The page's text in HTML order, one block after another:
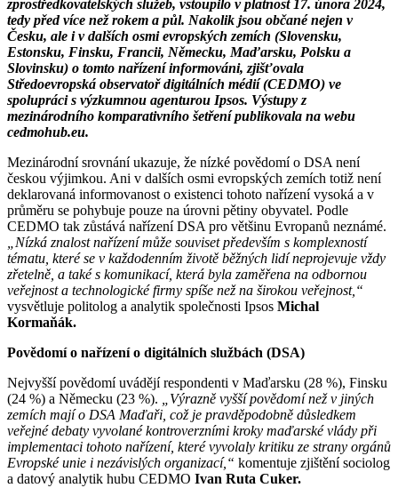
zprostředkovatelských služeb, vstoupilo v platnost 17. února 2024,
tedy před více než rokem a půl. Nakolik jsou občané nejen v
Česku, ale i v dalších osmi evropských zemích (Slovensku,
Estonsku, Finsku, Francii, Německu, Maďarsku, Polsku a
Slovinsku) o tomto nařízení informováni, zjišťovala
Středoevropská observatoř digitálních médií (CEDMO) ve
spolupráci s výzkumnou agenturou Ipsos. Výstupy z
mezinárodního komparativního šetření publikovala na webu
cedmohub.eu.
Mezinárodní srovnání ukazuje, že nízké povědomí o DSA není
českou výjimkou. Ani v dalších osmi evropských zemích totiž není
deklarovaná informovanost o existenci tohoto nařízení vysoká a v
průměru se pohybuje pouze na úrovni pětiny obyvatel. Podle
CEDMO tak zůstává nařízení DSA pro většinu Evropanů neznámé.
„Nízká znalost nařízení může souviset především s komplexností
tématu, které se v každodenním životě běžných lidí neprojevuje vždy
zřetelně, a také s komunikací, která byla zaměřena na odbornou
veřejnost a technologické firmy spíše než na širokou veřejnost,“
vysvětluje politolog a analytik společnosti Ipsos Michal
Kormaňák.
Povědomí o nařízení o digitálních službách (DSA)
Nejvyšší povědomí uvádějí respondenti v Maďarsku (28 %), Finsku
(24 %) a Německu (23 %). „Výrazně vyšší povědomí než v jiných
zemích mají o DSA Maďaři, což je pravděpodobně důsledkem
veřejné debaty vyvolané kontroverzními kroky maďarské vlády při
implementaci tohoto nařízení, které vyvolaly kritiku ze strany orgánů
Evropské unie i nezávislých organizací,“ komentuje zjištění sociolog
a datový analytik hubu CEDMO Ivan Ruta Cuker.